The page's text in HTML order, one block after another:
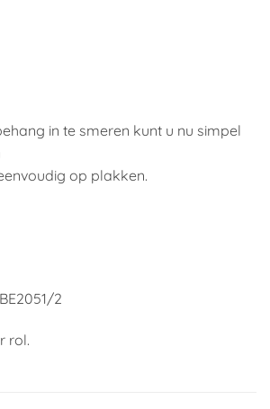
in te smeren kunt u nu simpel
op plakken.
2
rol.